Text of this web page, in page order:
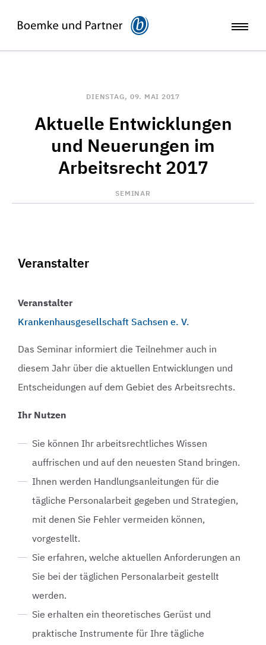
DIENSTAG, 09. MAI 2017
Aktuelle Entwicklungen
und Neuerungen im
Arbeitsrecht 2017
SEMINAR
Veranstalter
Veranstalter
Krankenhausgesellschaft Sachsen e. V.
Das Seminar informiert die Teilnehmer auch in
diesem Jahr über die aktuellen Entwicklungen und
Entscheidungen auf dem Gebiet des Arbeitsrechts.
Ihr Nutzen
Sie können Ihr arbeitsrechtliches Wissen
auffrischen und auf den neuesten Stand bringen.
Ihnen werden Handlungsanleitungen für die
tägliche Personalarbeit gegeben und Strategien,
mit denen Sie Fehler vermeiden können,
vorgestellt.
Sie erfahren, welche aktuellen Anforderungen an
Sie bei der täglichen Personalarbeit gestellt
werden.
Sie erhalten ein theoretisches Gerüst und
praktische Instrumente für Ihre tägliche